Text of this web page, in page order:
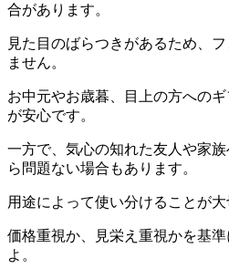
合があります。
見た目のばらつきがあるため、
ません。
お中元やお歳暮、目上の方への
が安心です。
一方で、気心の知れた友人や家
ら問題ない場合もあります。
用途によって使い分けることが大
価格重視か、見栄え重視かを基
よ。